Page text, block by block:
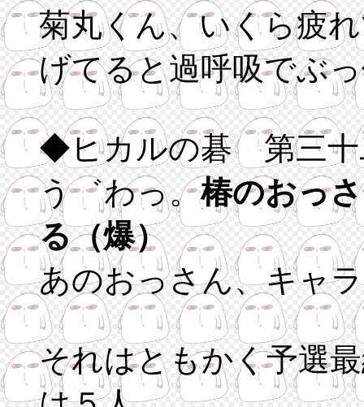
菊丸くん、いくら疲
げてると過呼吸でぶ
◆ヒカルの碁 第三十
う゛わっ。椿のおっ
る（爆）
あのおっさん、キャ
それはともかく予選